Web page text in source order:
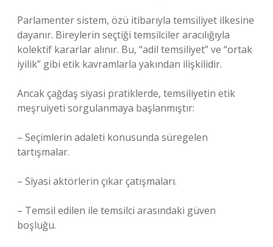
Parlamenter sistem, özü itibarıyla temsiliyet ilkesine
dayanır. Bireylerin seçtiği temsilciler aracılığıyla
kolektif kararlar alınır. Bu, “adil temsiliyet” ve “ortak
iyilik” gibi etik kavramlarla yakından ilişkilidir.
Ancak çağdaş siyasi pratiklerde, temsiliyetin etik
meşruiyeti sorgulanmaya başlanmıştır:
– Seçimlerin adaleti konusunda süregelen
tartışmalar.
– Siyasi aktörlerin çıkar çatışmaları.
– Temsil edilen ile temsilci arasındaki güven
boşluğu.